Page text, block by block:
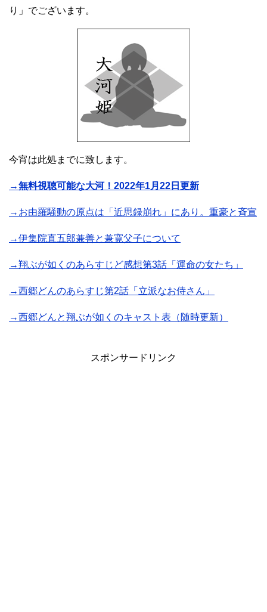
り」でございます。
今宵は此処までに致します。
→無料視聴可能な大河！2022年1月22日更新
→お由羅騒動の原点は「近思録崩れ」にあり。重豪と斉宣
→伊集院直五郎兼善と兼寛父子について
→翔ぶが如くのあらすじど感想第3話「運命の女たち」
→西郷どんのあらすじ第2話「立派なお侍さん」
→西郷どんと翔ぶが如くのキャスト表（随時更新）
スポンサードリンク